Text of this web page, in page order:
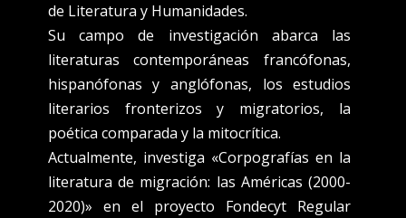
de Literatura y Humanidades.
Su campo de investigación abarca las
literaturas contemporáneas francófonas,
hispanófonas y anglófonas, los estudios
literarios fronterizos y migratorios, la
poética comparada y la mitocrítica.
Actualmente, investiga «Corpografías en la
literatura de migración: las Américas (2000-
2020)» en el proyecto Fondecyt Regular